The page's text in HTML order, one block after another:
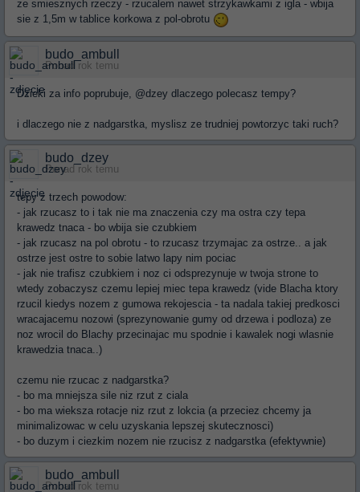
ze smiesznych rzeczy - rzucalem nawet strzykawkami z igla - wbija
sie z 1,5m w tablice korkowa z pol-obrotu
budo_ambull
Ponad rok temu
Dzieki za info poprubuje, @dzey dlaczego polecasz tempy?
i dlaczego nie z nadgarstka, myslisz ze trudniej powtorzyc taki ruch?
budo_dzey
Ponad rok temu
tepy z trzech powodow:
- jak rzucasz to i tak nie ma znaczenia czy ma ostra czy tepa
krawedz tnaca - bo wbija sie czubkiem
- jak rzucasz na pol obrotu - to rzucasz trzymajac za ostrze.. a jak
ostrze jest ostre to sobie latwo lapy nim pociac
- jak nie trafisz czubkiem i noz ci odsprezynuje w twoja strone to
wtedy zobaczysz czemu lepiej miec tepa krawedz (vide Blacha ktory
rzucil kiedys nozem z gumowa rekojescia - ta nadala takiej predkosci
wracajacemu nozowi (sprezynowanie gumy od drzewa i podloza) ze
noz wrocil do Blachy przecinajac mu spodnie i kawalek nogi wlasnie
krawedzia tnaca..)
czemu nie rzucac z nadgarstka?
- bo ma mniejsza sile niz rzut z ciala
- bo ma wieksza rotacje niz rzut z lokcia (a przeciez chcemy ja
minimalizowac w celu uzyskania lepszej skutecznosci)
- bo duzym i ciezkim nozem nie rzucisz z nadgarstka (efektywnie)
budo_ambull
Ponad rok temu